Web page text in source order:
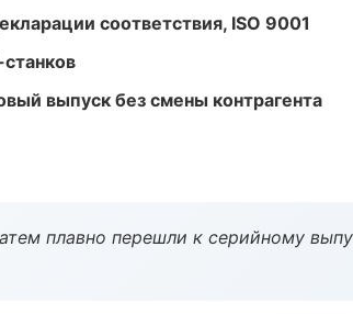
соответствия, ISO 9001
выпуск без смены контрагента
плавно перешли к серийному